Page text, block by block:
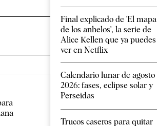
Final explicado de 'El mapa
de los anhelos', la serie de
Alice Kellen que ya puedes
ver en Netflix
Calendario lunar de agosto
2026: fases, eclipse solar y
Perseidas
Trucos caseros para quitar